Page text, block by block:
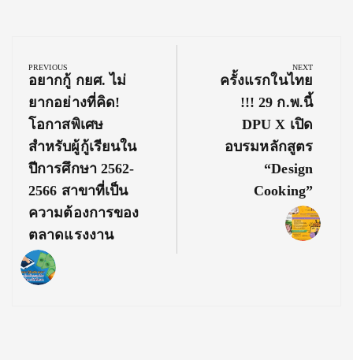
navigation
PREVIOUS
Previous
Post:
อยากกู้ กยศ. ไม่
ยากอย่างที่คิด!
โอกาสพิเศษ
สำหรับผู้กู้เรียนใน
ปีการศึกษา 2562-
2566 สาขาที่เป็น
ความต้องการของ
ตลาดแรงงาน
NEXT
Next
Post:
ครั้งแรกในไทย
!!! 29 ก.พ.นี้
DPU X เปิด
อบรมหลักสูตร
“Design
Cooking”